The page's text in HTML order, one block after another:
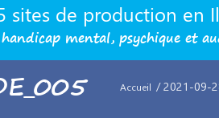
sites de production en
mental, psychique et
Accueil / 2021-09-